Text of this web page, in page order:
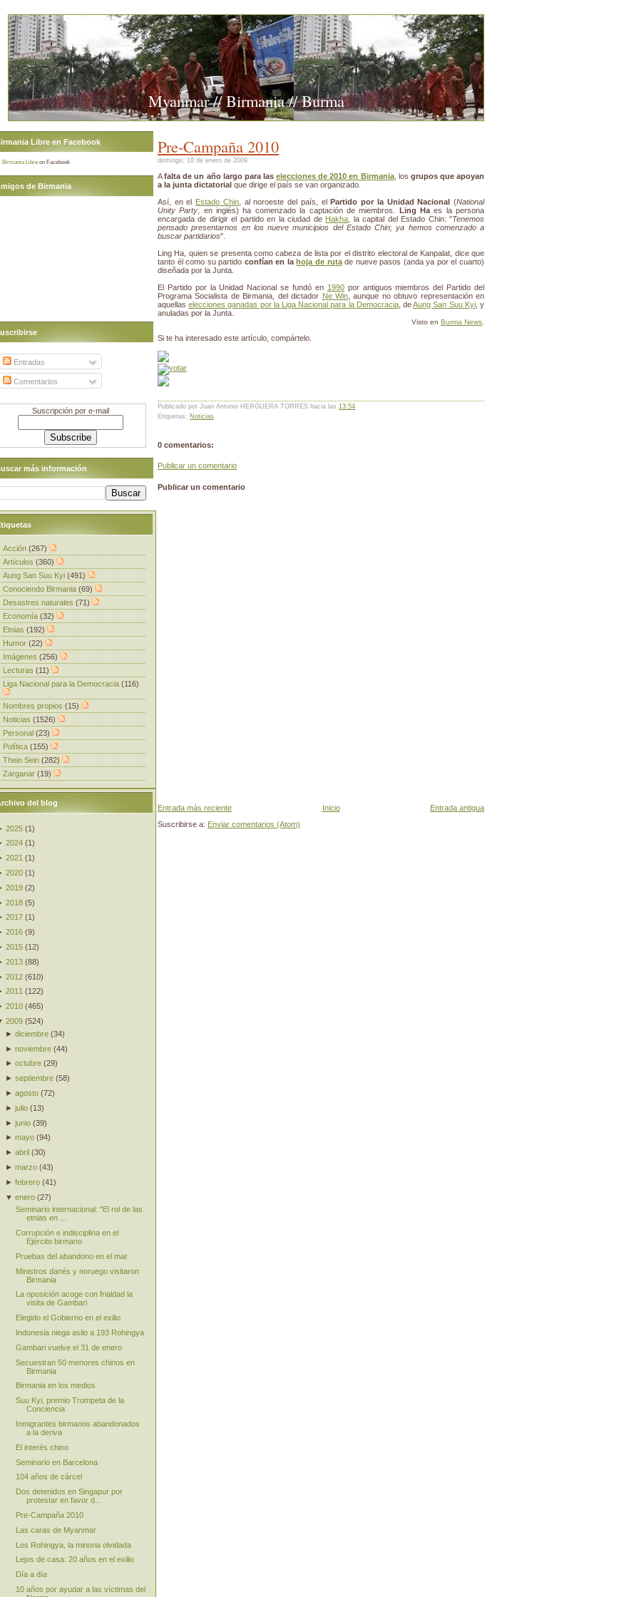
Myanmar // Birmania // Burma
Pre-Campaña 2010
domingo, 18 de enero de 2009
Afalta de un año largo para las elecciones de 2010 en Birmania, los grupos que apoyan
a la junta dictatorial que dirige el país se van organizado.
Así, en el Estado Chin, al noroeste del país, elPartido por la Unidad Nacional (National
Unity Party , en inglés) ha comenzado la captación de miembros. Ling Haes la persona
encargada de dirigir el partido en la ciudad de Hakha , la capital del Estado Chin: "Tenemos
pensado presentarnos en los nueve municipios del Estado Chin; ya hemos comenzado a
buscar partidarios".
Ling Ha, quien se presenta como cabeza de lista por el distrito electoral de Kanpalat, dice que
tanto él como su partido confían en lahoja de rutade nueve pasos (anda ya por el cuarto)
diseñada por la Junta.
El Partido por la Unidad Nacional se fundó en 1990por antiguos miembros del Partido del
Programa Socialista de Birmania, del dictador Ne Win, aunque no obtuvo representación en
aquellaselecciones ganadas por la Liga Nacional para la Democracia, deAung San Suu Kyi, y
anuladas por la Junta.
Visto en Burma News
Si te ha interesado este artículo, compártelo.
Publicado por Juan Antonio HERGUERA TORRES hacia las 13:54
Etiquetas: Noticias
0 comentarios:
Publicar un comentario
Publicar un comentario
Entrada más reciente Entrada antigua
Inicio
Suscribirse a: Enviar comentarios (Atom)
Libre en Facebook
Birmania Libre on Facebook
de Birmania
Entradas
Comentarios
Suscripción por e-mail
más información
Acción (267)
Artículos (360)
Aung San Suu Kyi (491)
Conociendo Birmania (69)
Desastres naturales (71)
Economía (32)
Etnias (192)
Humor (22)
Imágenes (256)
Lecturas (11)
Liga Nacional para la Democracia (116)
Nombres propios (15)
Noticias (1526)
Personal (23)
Política (155)
Thein Sein (282)
Zarganar (19)
del blog
2025 (1)
2024 (1 )
2021 (1)
2020 (1)
2019 (2)
2018 (5)
2017 (1 )
2016 (9)
2015 (12)
2013 (88)
2012 (610)
2011 (122)
2010 (465)
2009 (524)
►diciembre (34)
►noviembre (44)
►octubre (29)
►septiembre (58)
►agosto (72)
►julio (13)
►junio (39)
►mayo (94)
►abril (30)
►marzo (43)
►febrero (41)
▼enero (27)
Seminario internacional: "El rol de las
etnias en ...
Corrupción e indisciplina en el
Ejército birmano
Pruebas del abandono en el mar
Ministros danés y noruego visitaron
Birmania
La oposición acoge con frialdad la
visita de Gambari
Elegido el Gobierno en el exilio
Indonesia niega asilo a 193 Rohingya
Gambari vuelve el 31 de enero
Secuestran 50 menores chinos en
Birmania
Birmania en los medios
Suu Kyi, premio Trompeta de la
Conciencia
Inmigrantes birmanos abandonados
a la deriva
El interés chino
Seminario en Barcelona
104 años de cárcel
Dos detenidos en Singapur por
protestar en favor d...
Pre-Campaña 2010
Las caras de Myanmar
Los Rohingya, la minoria olvidada
Lejos de casa: 20 años en el exilio
Día a día
10 años por ayudar a las víctimas del